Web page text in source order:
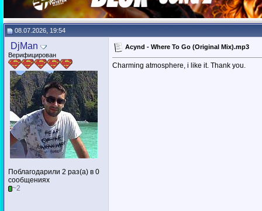
08.07.2026, 19:54
DjMan
Верифицирован
Поблагодарили 2 раз(а) в 0
сообщениях
~2
Acynd - Where To Go (Original Mix).mp3
Charming atmosphere, i like it. Thank you.